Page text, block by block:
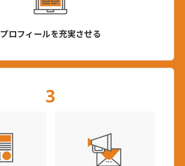
プロフィールを充実させる
3